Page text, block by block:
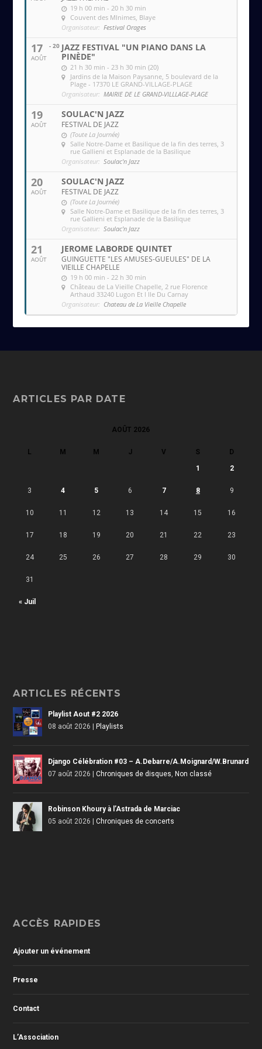
19 h 00 min - 20 h 30 min
Couvent des MInimes , Blaye
Organisateur: Festival Orages
17
AOÛT
- 20 JAZZ FESTIVAL "UN PIANO DANS LA
PINÈDE"
21 h 30 min - 23 h 30 min (20)
Jardins de la Maison Paysanne , 5 boulevard de la
Plage - 17370 LE GRAND-VILLAGE-PLAGE
Organisateur: MAIRIE DE LE GRAND-VILLLAGE-PLAGE
19
AOÛT
SOULAC'N JAZZ
FESTIVAL DE JAZZ
(Toute La Journée)
Salle Notre-Dame et Basilique de la fin des terres , 3
rue Gallieni et Esplanade de la Basilique
Organisateur: Soulac'n Jazz
20
AOÛT
SOULAC'N JAZZ
FESTIVAL DE JAZZ
(Toute La Journée)
Salle Notre-Dame et Basilique de la fin des terres , 3
rue Gallieni et Esplanade de la Basilique
Organisateur: Soulac'n Jazz
21
AOÛT
JEROME LABORDE QUINTET
GUINGUETTE "LES AMUSES-GUEULES" DE LA
VIEILLE CHAPELLE
19 h 00 min - 22 h 30 min
Château de La Vieille Chapelle , 2 rue Florence
Arthaud 33240 Lugon Et l Ile Du Carnay
Organisateur: Chateau de La Vieille Chapelle
ARTICLES PAR DATE
AOÛT 2026
L M M J V S D
« Juil
1 2
3 4 5 6 7 8 9
10 11 12 13 14 15 16
17 18 19 20 21 22 23
24 25 26 27 28 29 30
31
ARTICLES RÉCENTS
Playlist Aout #2 2026
08 août 2026 |Playlists
Django Célébration #03 – A.Debarre/A.Moignard/W.Brunard
07 août 2026 |Chroniques de disques ,Non classé
Robinson Khoury à l’Astrada de Marciac
05 août 2026 |Chroniques de concerts
ACCÈS RAPIDES
Ajouter un événement
Presse
Contact
L’Association